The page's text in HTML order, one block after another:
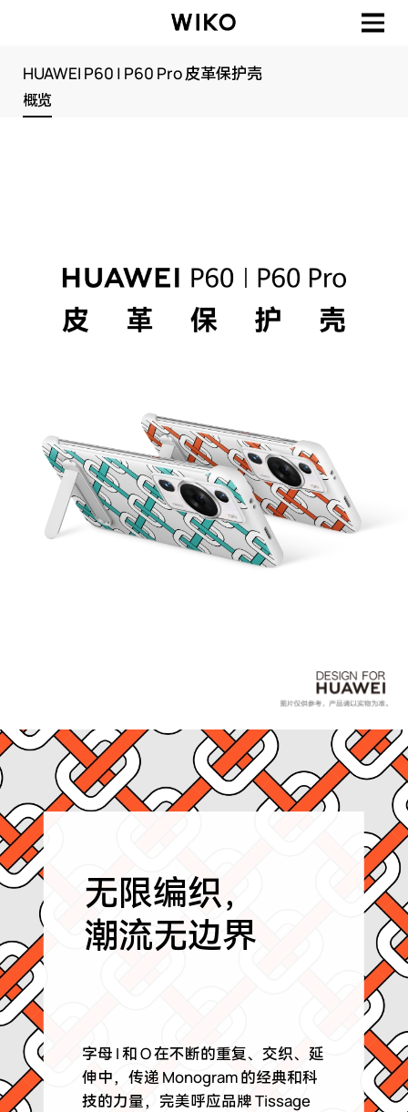
HUAWEI P60 | P60 Pro 皮革保护壳
概览
无限编织，
潮流无边界
字母 I 和 O 在不断的重复、交织、延
伸中，传递 Monogram 的经典和科
技的力量，完美呼应品牌 Tissage